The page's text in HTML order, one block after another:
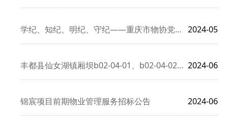
2024-05
学纪、知纪、明纪、守纪——重庆市物协党支部开展党纪学习教育专
2024-06
丰都县仙女湖镇厢坝b02-04-01、b02-04-02地块
2024-06
锦宸项目前期物业管理服务招标公告